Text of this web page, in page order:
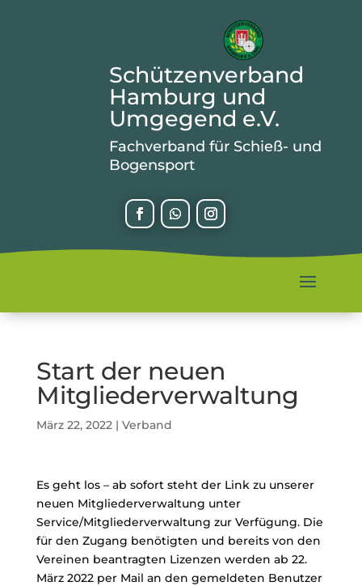
Schützenverband
Hamburg und
Umgegend e.V.
Fachverband für Schieß- und
Bogensport
Start der neuen
Mitgliederverwaltung
März 22, 2022| Verband
Es geht los – ab sofort steht der Link zu unserer
neuen Mitgliederverwaltung unter
Service/Mitgliederverwaltung zur Verfügung. Die
für den Zugang benötigten und bereits von den
Vereinen beantragten Lizenzen werden ab 22.
März 2022 per Mail an den gemeldeten Benutzer